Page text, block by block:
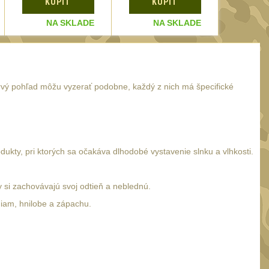
NA SKLADE NA SKLADE
pohľad môžu vyzerať podobne, každý z nich má špecifické
pri ktorých sa očakáva dlhodobé vystavenie slnku a vlhkosti.
zachovávajú svoj odtieň a neblednú.
hnilobe a zápachu.